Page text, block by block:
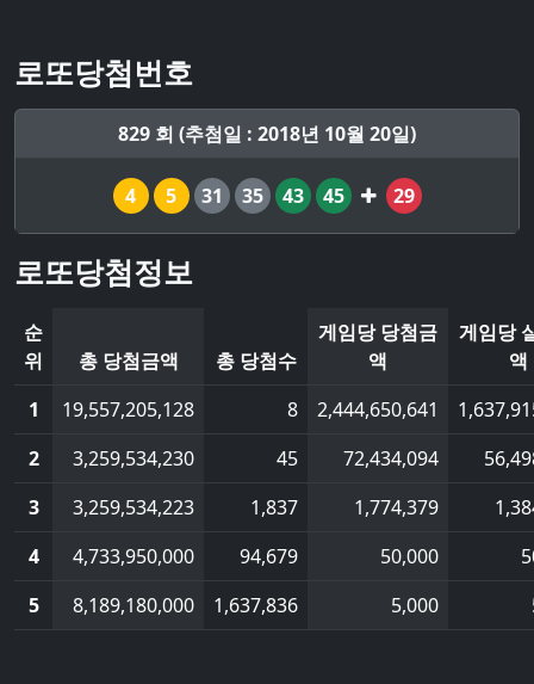
로또당첨번호
829 회 (추첨일 : 2018년 10월 20일)
4 5 31 35 43 45 29
로또당첨정보
순
위
총 당첨금액 총 당첨수
게임당 당첨금
액
게임당
액
1
19,557,205,128 8 2,444,650,641
2
3,259,534,230 45 72,434,094
3
3,259,534,223 1,837 1,774,379
4
4,733,950,000 94,679 50,000
5
8,189,180,000 1,637,836 5,000